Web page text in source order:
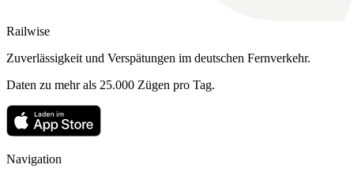
Railwise
Zuverlässigkeit und Verspätungen im deutschen Fernverkehr.
Daten zu mehr als 25.000 Zügen pro Tag.
Navigation